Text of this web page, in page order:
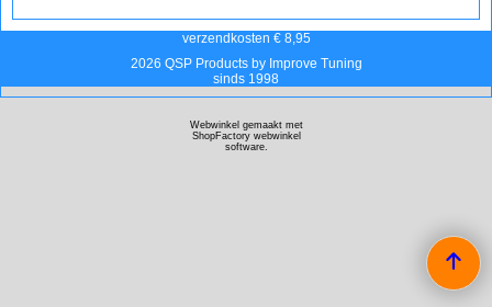
verzendkosten € 8,95
2026 QSP Products by Improve Tuning
sinds 1998
Webwinkel gemaakt met
ShopFactory webwinkel
software.